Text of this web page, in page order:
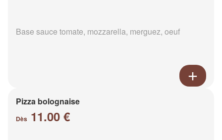
Base sauce tomate, mozzarella, merguez, oeuf
Pizza bolognaise
Dès 11.00 €